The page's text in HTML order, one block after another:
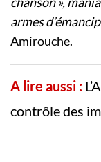
armes
Amirouche.
A lire aussi :
contrôle des